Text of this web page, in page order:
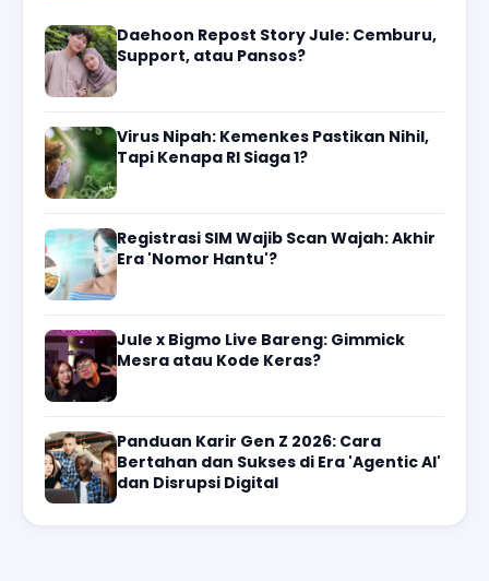
Daehoon Repost Story Jule: Cemburu,
Support, atau Pansos?
Virus Nipah: Kemenkes Pastikan Nihil,
Tapi Kenapa RI Siaga 1?
Registrasi SIM Wajib Scan Wajah: Akhir
Era 'Nomor Hantu'?
Jule x Bigmo Live Bareng: Gimmick
Mesra atau Kode Keras?
Panduan Karir Gen Z 2026: Cara
Bertahan dan Sukses di Era 'Agentic AI'
dan Disrupsi Digital